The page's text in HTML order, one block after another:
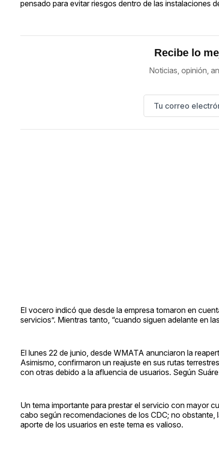
pensado para evitar riesgos dentro de las instalaciones
Recibe lo
Noticias, opinión,
El vocero indicó que desde la empresa tomaron en
servicios”. Mientras tanto, “cuando siguen adelante en
El lunes 22 de junio, desde WMATA anunciaron la
Asimismo, confirmaron un reajuste en sus rutas
con otras debido a la afluencia de usuarios. Según
Un tema importante para prestar el servicio con mayor
cabo según recomendaciones de los CDC; no
aporte de los usuarios en este tema es valioso.